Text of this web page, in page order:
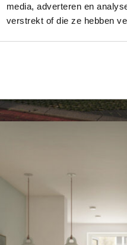
media, adverteren en
verstrekt of die ze hebben